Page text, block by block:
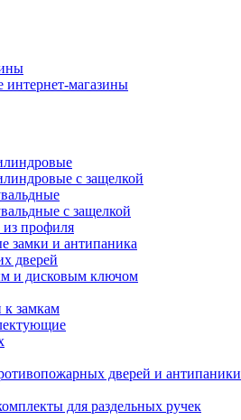
интернет-магазины
с защелкой
с защелкой
из профиля
замки и антипаника
дверей
и дисковым ключом
к замкам
дверей и антипаники
для раздельных ручек